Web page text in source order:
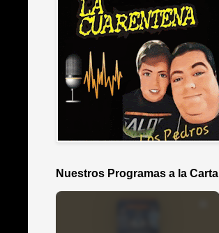
Nuestros Programas a la Carta